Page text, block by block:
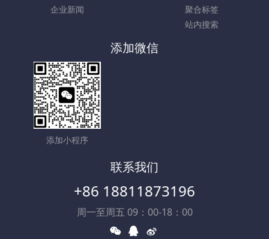
企业新闻
聚合标签
站内搜索
添加微信
添加小程序
联系我们
+86 18811873196
周一至周五 09：00-18：00